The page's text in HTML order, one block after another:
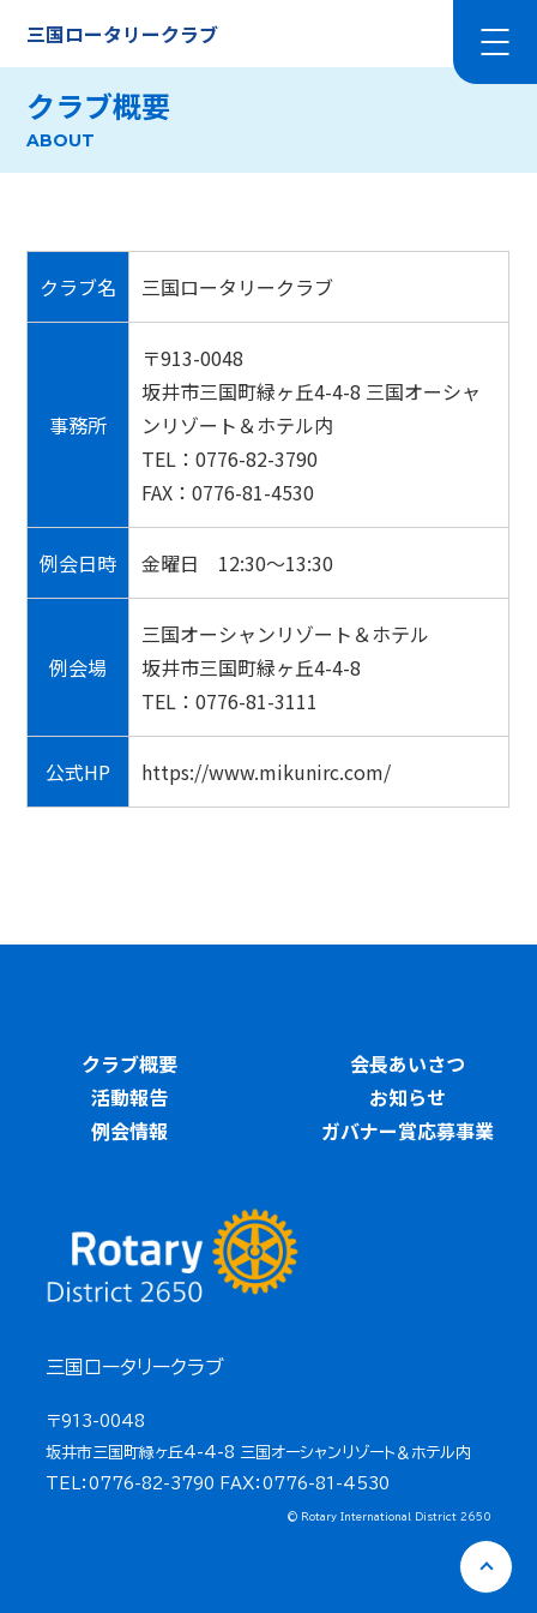
三国ロータリークラブ
クラブ概要
ABOUT
クラブ名 三国ロータリークラブ
事務所
〒913-0048
坂井市三国町緑ヶ丘4-4-8 三国オーシャ
ンリゾート＆ホテル内
TEL：0776-82-3790
FAX：0776-81-4530
例会日時 金曜日 12:30〜13:30
例会場
三国オーシャンリゾート＆ホテル
坂井市三国町緑ヶ丘4-4-8
TEL：0776-81-3111
公式HP https://www.mikunirc.com/
クラブ概要
会長あいさつ
活動報告
お知らせ
例会情報
ガバナー賞応募事業
三国ロータリークラブ
〒913-0048
坂井市三国町緑ヶ丘4-4-8 三国オーシャンリゾート＆ホテル内
TEL：0776-82-3790 FAX：0776-81-4530
© Rotary International District 2650